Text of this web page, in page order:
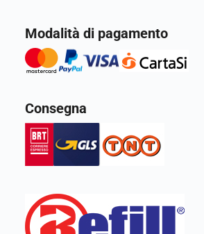
Modalità di pagamento
Consegna